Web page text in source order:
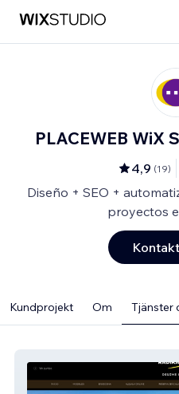
PLACEWEB WiX
4,9 (19)
Diseño + SEO +
proyectos
Kundprojekt Om Tjänster